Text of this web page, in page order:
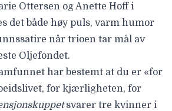
Ottersen og Anette Hoff i
det både høy puls, varm humor
når trioen tar mål av
Oljefondet.
har bestemt at du er «for
for kjærligheten, for
svarer tre kvinner i